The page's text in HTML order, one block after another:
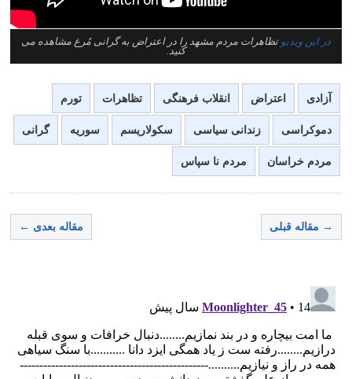
در این ویدیو تظاهرات مردم مشهد را در اعتراض به گرانی مُرغ مشاهده می
کنید.
آزادی اعتراض انقلاب فرهنگی تظاهرات تورم
دموکراسی زندانی سیاسی سکولاریسم سوریه گرانی
مردم خراسان مردم نا سپاس
→ مقاله قبلی مقاله بعدی ←